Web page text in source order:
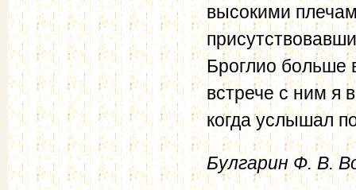
высокими
Броглио больше
встрече с ним я
когда услышал
Булгарин Ф. В.